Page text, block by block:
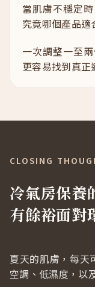
當肌膚不穩定
究竟哪個產品適
一次調整一至
更容易找到真正
CLOSING
冷氣房保養
有餘裕面對
夏天的肌膚，每天
空調、低濕度，以